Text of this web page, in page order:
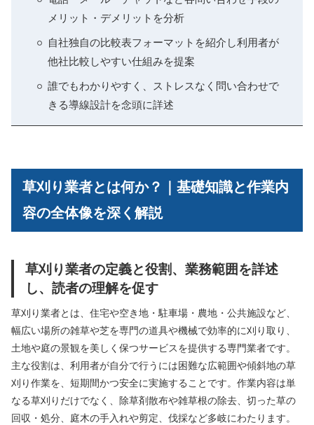
メリット・デメリットを分析
自社独自の比較表フォーマットを紹介し利用者が
他社比較しやすい仕組みを提案
誰でもわかりやすく、ストレスなく問い合わせで
きる導線設計を念頭に詳述
草刈り業者とは何か？｜基礎知識と作業内
容の全体像を深く解説
草刈り業者の定義と役割、業務範囲を詳述
し、読者の理解を促す
草刈り業者とは、住宅や空き地・駐車場・農地・公共施設など、
幅広い場所の雑草や芝を専門の道具や機械で効率的に刈り取り、
土地や庭の景観を美しく保つサービスを提供する専門業者です。
主な役割は、利用者が自分で行うには困難な広範囲や傾斜地の草
刈り作業を、短期間かつ安全に実施することです。作業内容は単
なる草刈りだけでなく、除草剤散布や雑草根の除去、切った草の
回収・処分、庭木の手入れや剪定、伐採など多岐にわたります。